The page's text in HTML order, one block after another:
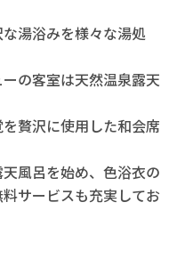
湯浴みを様々な湯処
の客室は天然温泉露天
贅沢に使用した和会席
風呂を始め、色浴衣の
サービスも充実してお